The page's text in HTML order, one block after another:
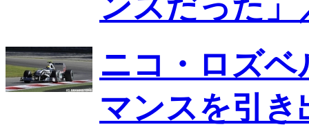
ニコ・ロズ
マンスを引き